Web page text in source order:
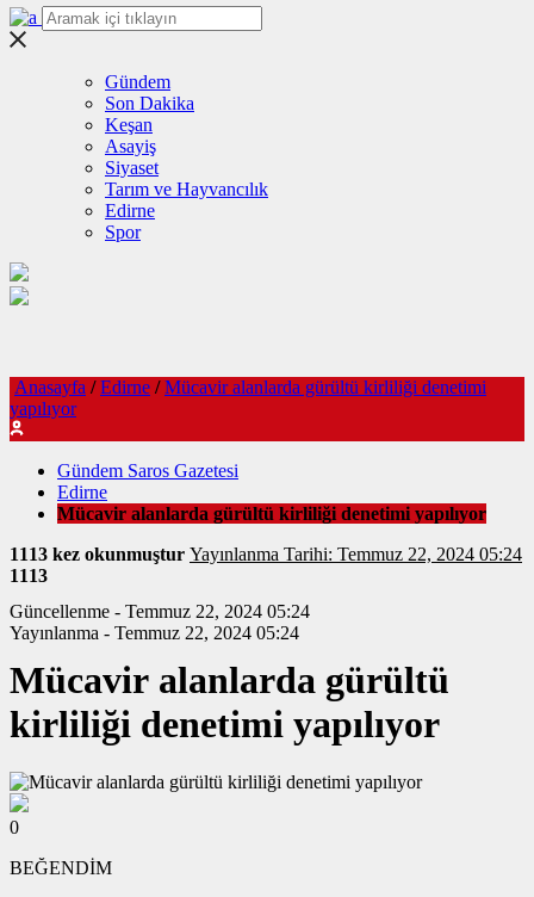
Gündem
Son Dakika
Keşan
Asayiş
Siyaset
Tarım ve Hayvancılık
Edirne
Spor
Anasayfa / Edirne / Mücavir alanlarda gürültü kirliliği denetimi
yapılıyor
Gündem Saros Gazetesi
Edirne
Mücavir alanlarda gürültü kirliliği denetimi yapılıyor
1113 kez okunmuştur
Yayınlanma Tarihi: Temmuz 22, 2024 05:24
1113
Güncellenme - Temmuz 22, 2024 05:24
Yayınlanma - Temmuz 22, 2024 05:24
Mücavir alanlarda gürültü
kirliliği denetimi yapılıyor
0
BEĞENDİM